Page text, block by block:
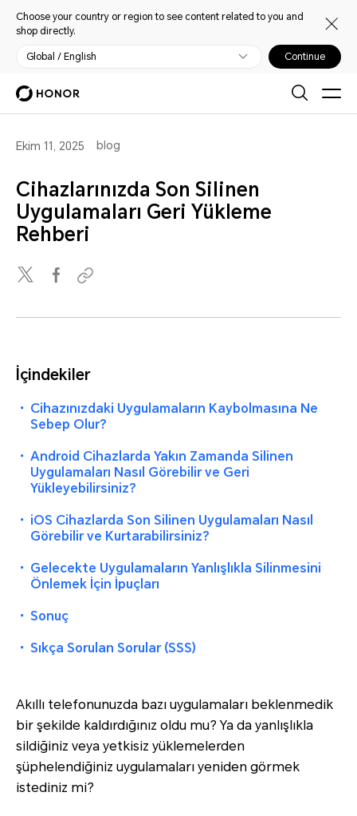
Choose your country or region to see content related to you and
shop directly.
Global / English Continue
Ekim 11, 2025 blog
Cihazlarınızda Son Silinen
Uygulamaları Geri Yükleme
Rehberi
İçindekiler
・ Cihazınızdaki Uygulamaların Kaybolmasına Ne
Sebep Olur?
・ Android Cihazlarda Yakın Zamanda Silinen
Uygulamaları Nasıl Görebilir ve Geri
Yükleyebilirsiniz?
・ iOS Cihazlarda Son Silinen Uygulamaları Nasıl
Görebilir ve Kurtarabilirsiniz?
・ Gelecekte Uygulamaların Yanlışlıkla Silinmesini
Önlemek İçin İpuçları
・ Sonuç
・ Sıkça Sorulan Sorular (SSS)
Akıllı telefonunuzda bazı uygulamaları beklenmedik
bir şekilde kaldırdığınız oldu mu? Ya da yanlışlıkla
sildiğiniz veya yetkisiz yüklemelerden
şüphelendiğiniz uygulamaları yeniden görmek
istediniz mi?